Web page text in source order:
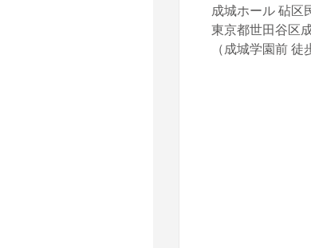
成城ホール 砧区
東京都世田谷区
（成城学園前 徒